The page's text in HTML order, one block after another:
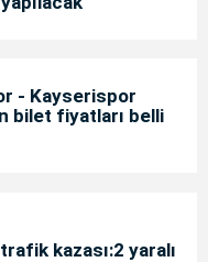
- Kayserispor
bilet fiyatları belli
trafik kazası:2 yaralı